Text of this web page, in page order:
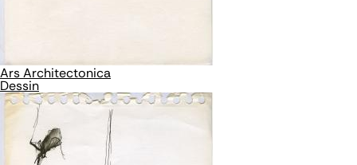
Ars Architectonica
Dessin